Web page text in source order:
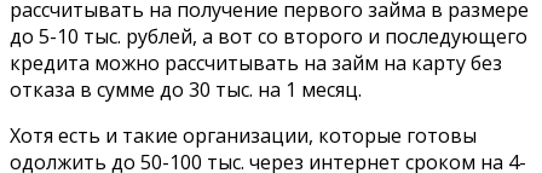
рассчитывать на получение первого займа в размере
до 5-10 тыс. рублей, а вот со второго и последующего
кредита можно рассчитывать на займ на карту без
отказа в сумме до 30 тыс. на 1 месяц.
Хотя есть и такие организации, которые готовы
одолжить до 50-100 тыс. через интернет сроком на 4-